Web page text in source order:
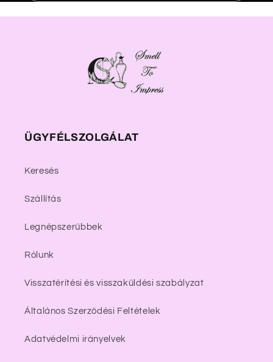
ÜGYFÉLSZOLGÁLAT
Keresés
Szállítás
Legnépszerűbbek
Rólunk
Visszatérítési és visszaküldési szabályzat
Általános Szerződési Feltételek
Adatvédelmi irányelvek